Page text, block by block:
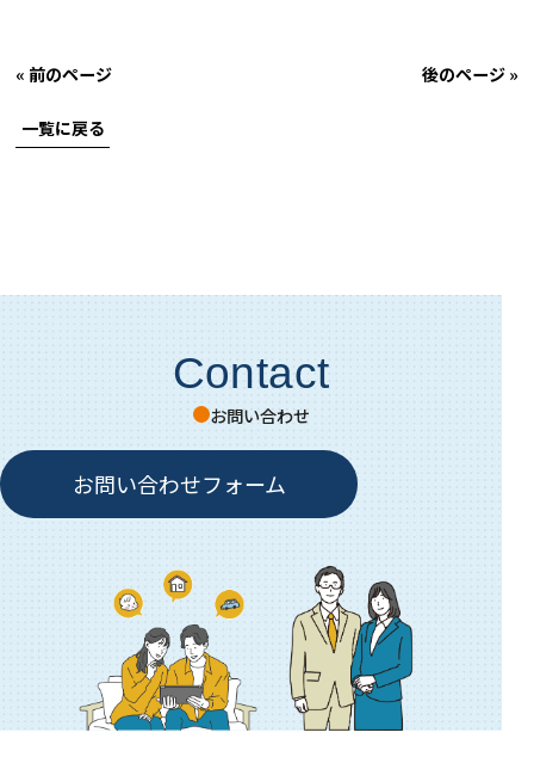
« 前のページ 後のページ »
一覧に戻る
Contact
お問い合わせ
お問い合わせフォーム